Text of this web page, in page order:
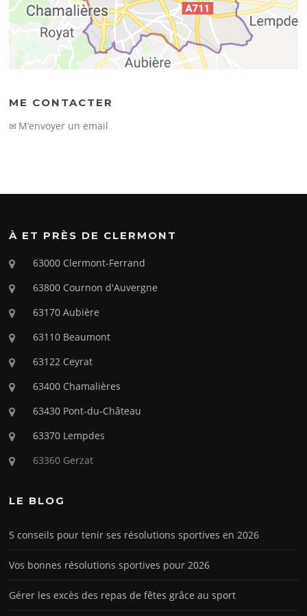
ME CONTACTER
✉ M’envoyer un email
À ET PRÈS DE CLERMONT
63000 Clermont-Ferrand
63800 Cournon d'Auvergne
63170 Aubière
63110 Beaumont
63122 Ceyrat
63400 Chamalières
63430 Pont-du-Château
63370 Lempdes
63360 Gerzat
LE BLOG
5 conseils pour tenir ses résolutions sportives en 2026
Vos bonnes résolutions sportives pour 2026
Gérer les excès des repas de fêtes grâce au sport